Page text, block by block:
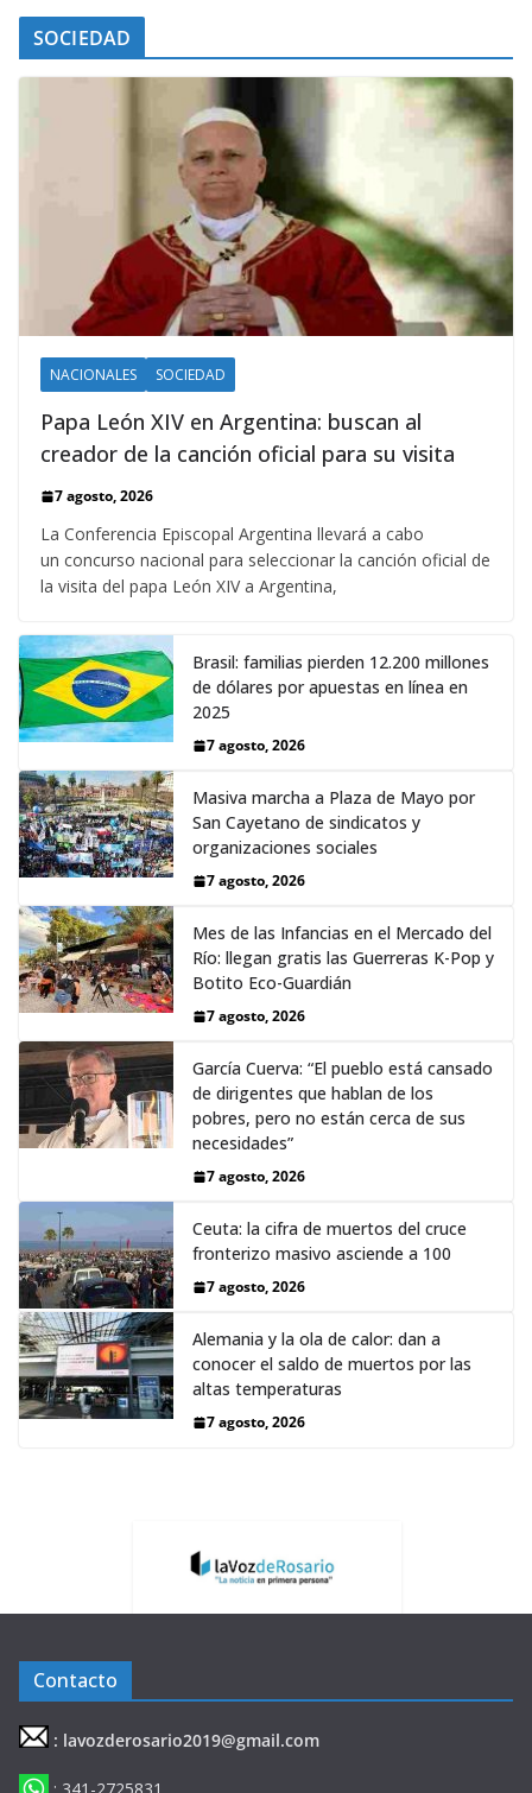
SOCIEDAD
NACIONALES SOCIEDAD
Papa León XIV en Argentina: buscan al
creador de la canción oficial para su visita
7 agosto, 2026
La Conferencia Episcopal Argentina llevará a cabo
un concurso nacional para seleccionar la canción oficial de
la visita del papa León XIV a Argentina,
Brasil: familias pierden 12.200 millones
de dólares por apuestas en línea en
2025
7 agosto, 2026
Masiva marcha a Plaza de Mayo por
San Cayetano de sindicatos y
organizaciones sociales
7 agosto, 2026
Mes de las Infancias en el Mercado del
Río: llegan gratis las Guerreras K-Pop y
Botito Eco-Guardián
7 agosto, 2026
García Cuerva: “El pueblo está cansado
de dirigentes que hablan de los
pobres, pero no están cerca de sus
necesidades”
7 agosto, 2026
Ceuta: la cifra de muertos del cruce
fronterizo masivo asciende a 100
7 agosto, 2026
Alemania y la ola de calor: dan a
conocer el saldo de muertos por las
altas temperaturas
7 agosto, 2026
Contacto
: lavozderosario2019@gmail.com